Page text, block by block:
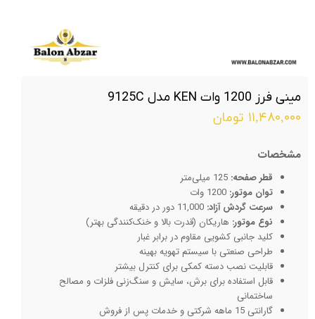
مینی فرز 1200 وات KEN مدل 9125C
۱۱,۴۸۰,۰۰۰ تومان
مشخصات
قطر صفحه:
توان موتور:
سرعت گردش آزاد:
نوع موتور: هاریکان (قدرت بالا و خنک‌کنندگی بهتر)
کلید جانبی کشویی مقاوم در برابر غبار
طراحی صنعتی با سیستم تهویه بهینه
قابلیت نصب دسته کمکی برای کنترل بیشتر
قابل استفاده برای برش، سایش و سنگ‌زنی فلزات و مصالح
ساختمانی
گارانتی 15 ماهه شرکتی و خدمات پس از فروش